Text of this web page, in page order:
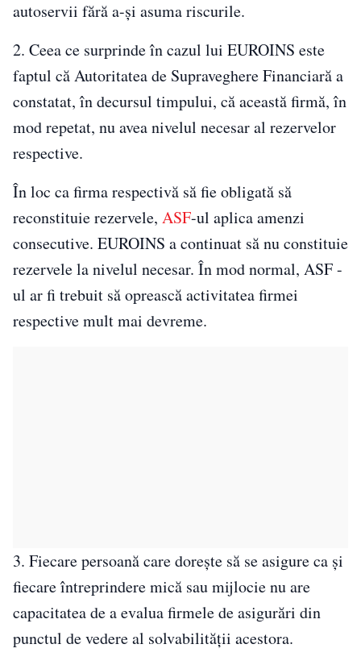
autoservii fără a-și asuma riscurile.
2. Ceea ce surprinde în cazul lui EUROINS este
faptul că Autoritatea de Supraveghere Financiară a
constatat, în decursul timpului, că această firmă, în
mod repetat, nu avea nivelul necesar al rezervelor
respective.
În loc ca firma respectivă să fie obligată să
reconstituie rezervele, ASF-ul aplica amenzi
consecutive. EUROINS a continuat să nu constituie
rezervele la nivelul necesar. În mod normal, ASF -
ul ar fi trebuit să oprească activitatea firmei
respective mult mai devreme.
3. Fiecare persoană care dorește să se asigure ca și
fiecare întreprindere mică sau mijlocie nu are
capacitatea de a evalua firmele de asigurări din
punctul de vedere al solvabilității acestora.